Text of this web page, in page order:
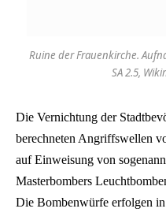
Ruine der Frauenkirche.
SA 2.5,
Die Vernichtung der
berechneten Angriffswellen
auf Einweisung von
Masterbombers
Die Bombenwürfe erfolgen